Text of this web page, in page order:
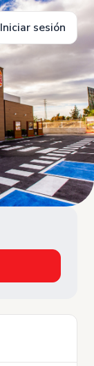
Iniciar sesión